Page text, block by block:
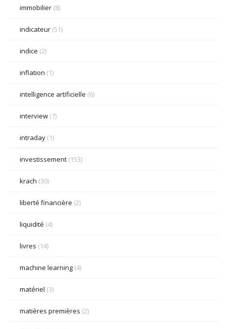
immobilier (8)
indicateur (51)
indice (2)
inflation (1)
intelligence artificielle (6)
interview (7)
intraday (1)
investissement (153)
krach (30)
liberté financière (2)
liquidité (4)
livres (14)
machine learning (4)
matériel (3)
matières premières (2)